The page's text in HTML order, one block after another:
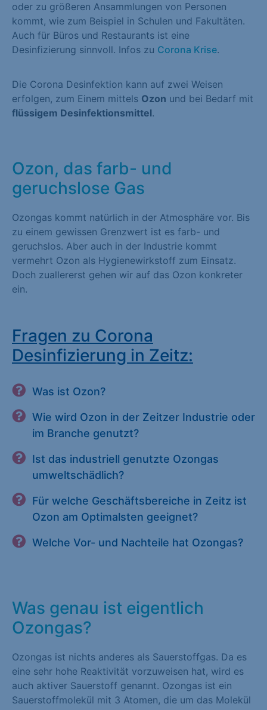
oder zu größeren Ansammlungen von Personen
kommt, wie zum Beispiel in Schulen und Fakultäten.
Auch für Büros und Restaurants ist eine
Desinfizierung sinnvoll. Infos zu Corona Krise.
Die Corona Desinfektion kann auf zwei Weisen
erfolgen, zum Einem mittels Ozon und bei Bedarf mit
flüssigem Desinfektionsmittel.
Ozon, das farb- und
geruchslose Gas
Ozongas kommt natürlich in der Atmosphäre vor. Bis
zu einem gewissen Grenzwert ist es farb- und
geruchslos. Aber auch in der Industrie kommt
vermehrt Ozon als Hygienewirkstoff zum Einsatz.
Doch zuallererst gehen wir auf das Ozon konkreter
ein.
Fragen zu Corona
Desinfizierung in Zeitz:
Was ist Ozon?
Wie wird Ozon in der Zeitzer Industrie oder
im Branche genutzt?
Ist das industriell genutzte Ozongas
umweltschädlich?
Für welche Geschäftsbereiche in Zeitz ist
Ozon am Optimalsten geeignet?
Welche Vor- und Nachteile hat Ozongas?
Was genau ist eigentlich
Ozongas?
Ozongas ist nichts anderes als Sauerstoffgas. Da es
eine sehr hohe Reaktivität vorzuweisen hat, wird es
auch aktiver Sauerstoff genannt. Ozongas ist ein
Sauerstoffmolekül mit 3 Atomen, die um das Molekül